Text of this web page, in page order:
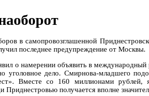
в самопровозглашенной
последнее предупреждение от Москвы.
о намерении объявить в
уголовное дело. Смирнова-младшего
Вместе со 160 миллионами
получается вполне